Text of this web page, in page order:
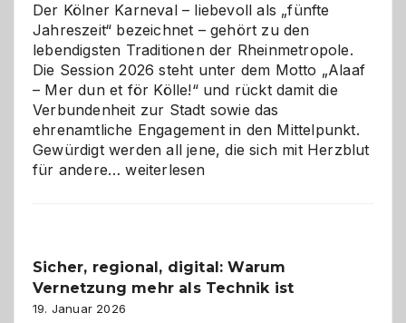
Der Kölner Karneval – liebevoll als „fünfte
Jahreszeit“ bezeichnet – gehört zu den
lebendigsten Traditionen der Rheinmetropole.
Die Session 2026 steht unter dem Motto „Alaaf
– Mer dun et för Kölle!“ und rückt damit die
Verbundenheit zur Stadt sowie das
ehrenamtliche Engagement in den Mittelpunkt.
Gewürdigt werden all jene, die sich mit Herzblut
für andere…Kölner
ein
dreifaches
Alaaf!
weiterlesen
Sicher, regional, digital: Warum
Vernetzung mehr als Technik ist
19. Januar 2026